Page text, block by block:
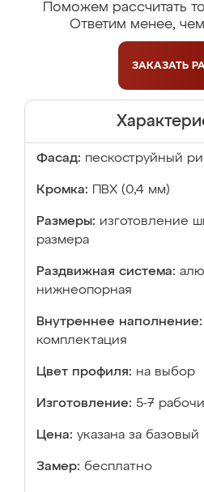
Поможем рассчитать
Ответим менее,
ЗАКАЗАТЬ
Фасад: пескоструйный
Кромка: ПВХ (0,4 мм)
Размеры: изготовление
размера
Раздвижная система:
нижнеопорная
Внутреннее наполнение:
комплектация
Цвет профиля: на выбор
Изготовление: 5-7
Цена: указана за
Замер: бесплатно